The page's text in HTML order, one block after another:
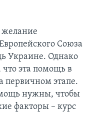
желание
Союза
Украине. Однако
эта помощь в
этапе.
нужны, чтобы
факторы – курс